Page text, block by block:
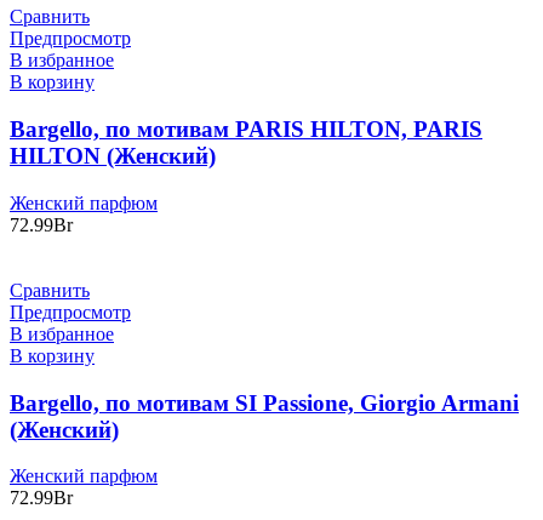
Сравнить
Предпросмотр
В избранное
В корзину
Bargello, по мотивам PARIS HILTON, PARIS
HILTON (Женский)
Женский парфюм
72.99Br
Сравнить
Предпросмотр
В избранное
В корзину
Bargello, по мотивам SI Passione, Giorgio Armani
(Женский)
Женский парфюм
72.99Br